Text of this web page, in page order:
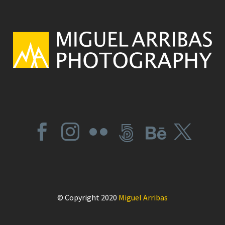
© Copyright 2020 Miguel Arribas